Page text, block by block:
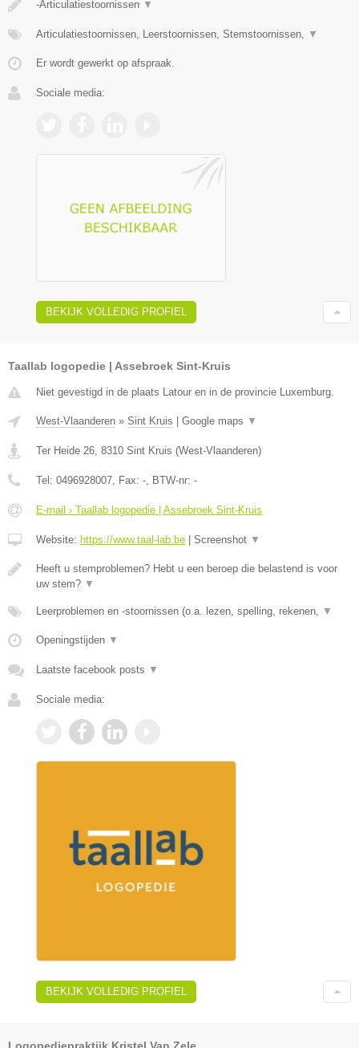
-Articulatiestoornissen ▼
Articulatiestoornissen, Leerstoornissen, Stemstoornissen, ▼
Er wordt gewerkt op afspraak.
Sociale media:
BEKIJK VOLLEDIG PROFIEL
Taallab logopedie | Assebroek Sint-Kruis
Niet gevestigd in de plaats Latour en in de provincie Luxemburg.
West-Vlaanderen » Sint Kruis | Google maps ▼
Ter Heide 26 8310 Sint Kruis (West-Vlaanderen)
Tel: 0496928007 , Fax: - , BTW-nr: -
E-mail › Taallab logopedie | Assebroek Sint-Kruis
Website: https://www.taal-lab.be | Screenshot ▼
Heeft u stemproblemen? Hebt u een beroep die belastend is voor
uw stem? ▼
Leerproblemen en -stoornissen (o.a. lezen, spelling, rekenen, ▼
Openingstijden ▼
Laatste facebook posts ▼
Sociale media:
BEKIJK VOLLEDIG PROFIEL
Logopediepraktijk Kristel Van Zele